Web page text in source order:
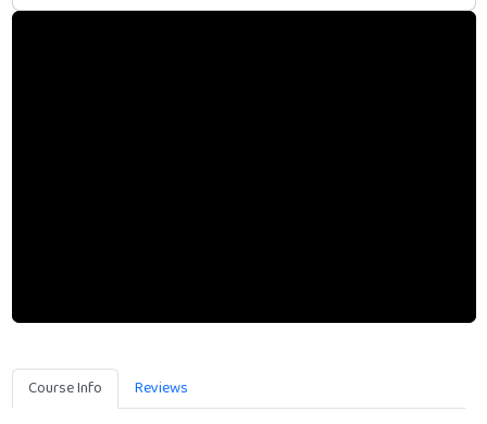
Course Info Reviews